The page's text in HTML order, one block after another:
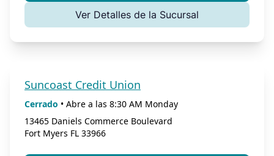
Ver Detalles de la Sucursal
Suncoast Credit Union
Cerrado • Abre a las 8:30 AM Monday
13465 Daniels Commerce Boulevard
Fort Myers FL 33966